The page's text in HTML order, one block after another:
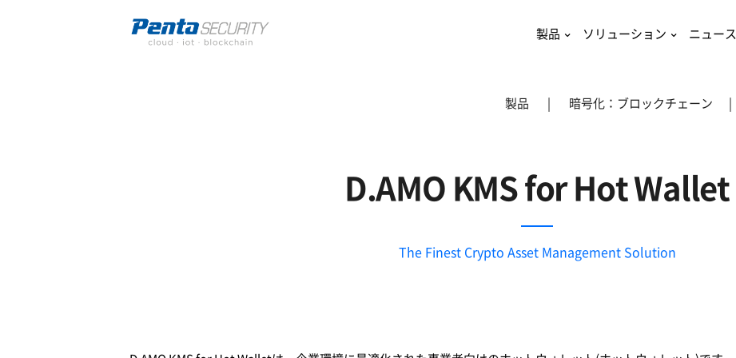
製品 ソリューション ニュース
製品 暗号化：ブロックチェーン
D.AMO KMS for Hot Wallet
The Finest Crypto Asset Management Solution